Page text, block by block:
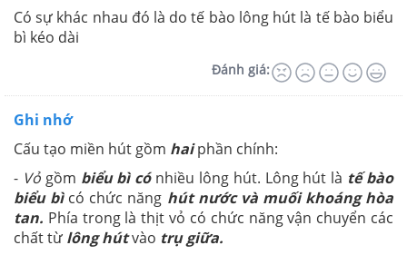
Có sự khác nhau đó là do tế bào lông hút là tế bào biểu
bì kéo dài
Đánh giá:
Ghi nhớ
Cấu tạo miền hút gồm haiphần chính:
- Vỏgồm biểu bì có nhiều lông hút. Lông hút là tế bào
biểu bì có chức năng hút nước và muối khoáng hòa
tan. Phía trong là thịt vỏ có chức năng vận chuyển các
chất từ lông hútvào trụ giữa.